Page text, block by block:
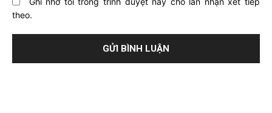
theo.